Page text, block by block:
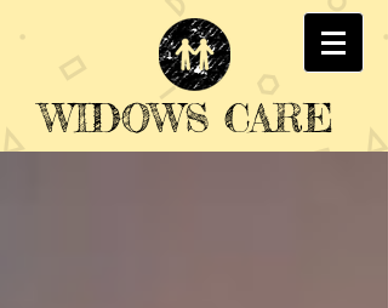
WIDOWS CARE